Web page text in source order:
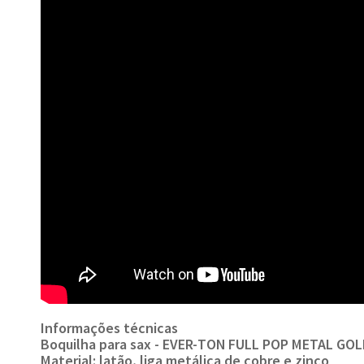
Informações técnicas
Boquilha para sax - EVER-TON FULL POP METAL